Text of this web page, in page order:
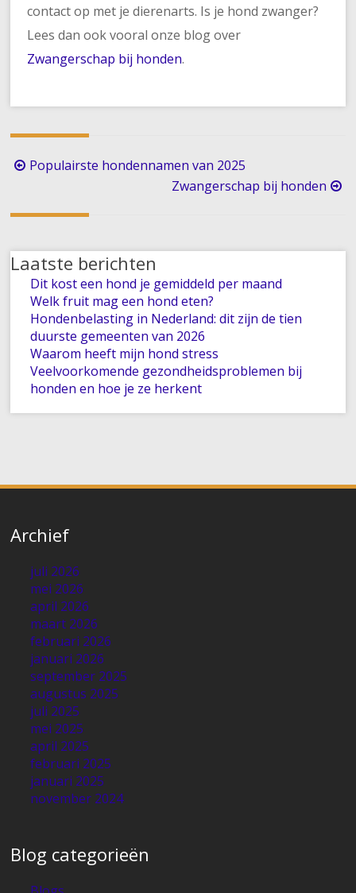
contact op met je dierenarts. Is je hond zwanger?
Lees dan ook vooral onze blog over
Zwangerschap bij honden.
Berichtnavigatie
Populairste hondennamen van 2025
Zwangerschap bij honden
Laatste berichten
Dit kost een hond je gemiddeld per maand
Welk fruit mag een hond eten?
Hondenbelasting in Nederland: dit zijn de tien
duurste gemeenten van 2026
Waarom heeft mijn hond stress
Veelvoorkomende gezondheidsproblemen bij
honden en hoe je ze herkent
Archief
juli 2026
mei 2026
april 2026
maart 2026
februari 2026
januari 2026
september 2025
augustus 2025
juli 2025
mei 2025
april 2025
februari 2025
januari 2025
november 2024
Blog categorieën